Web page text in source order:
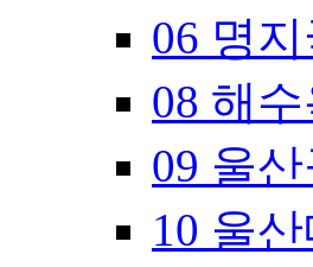
06 명
08 해
09 울
10 울